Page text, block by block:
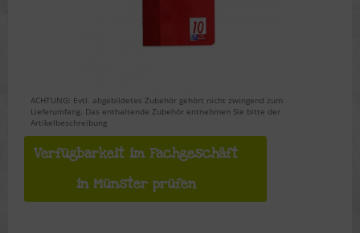
ACHTUNG: Evtl. abgebildetes Zubehör gehört nicht zwingend zum
Lieferumfang. Das enthaltende Zubehör entnehmen Sie bitte der
Artikelbeschreibung
Verfügbarkeit im Fachgeschäft
in Münster prüfen